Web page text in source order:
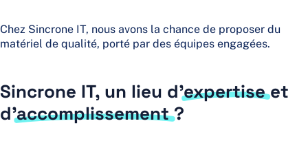
Chez Sincrone IT, nous avons la chance de proposer du
matériel de qualité, porté par des équipes engagées.
Sincrone IT, un lieu d’expertiseet
d’accomplissement?